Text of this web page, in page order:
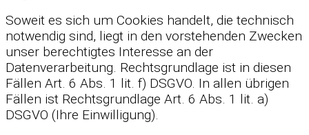
Soweit es sich um Cookies handelt, die technisch
notwendig sind, liegt in den vorstehenden Zwecken
unser berechtigtes Interesse an der
Datenverarbeitung. Rechtsgrundlage ist in diesen
Fällen Art. 6 Abs. 1 lit. f) DSGVO. In allen übrigen
Fällen ist Rechtsgrundlage Art. 6 Abs. 1 lit. a)
DSGVO (Ihre Einwilligung).